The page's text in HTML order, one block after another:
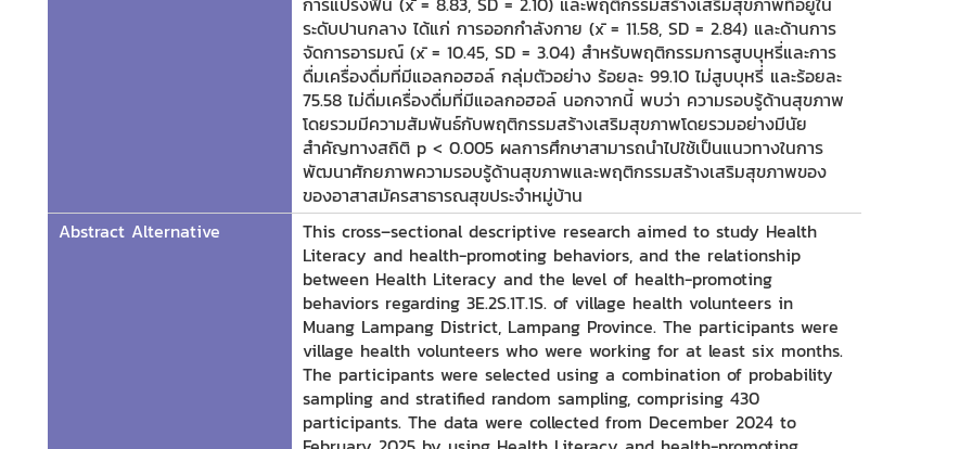
ระดับปานกลาง ได้แก่ การออกกำลังกาย (x̄ = 11.58, SD = 2.84) และด้านการ
จัดการอารมณ์ (x̄ = 10.45, SD = 3.04) สำหรับพฤติกรรมการสูบบุหรี่และการ
ดื่มเครื่องดื่มที่มีแอลกอฮอล์ กลุ่มตัวอย่าง ร้อยละ 99.10 ไม่สูบบุหรี่ และร้อยละ
75.58 ไม่ดื่มเครื่องดื่มที่มีแอลกอฮอล์ นอกจากนี้ พบว่า ความรอบรู้ด้านสุขภาพ
โดยรวมมีความสัมพันธ์กับพฤติกรรมสร้างเสริมสุขภาพโดยรวมอย่างมีนัย
สำคัญทางสถิติ p < 0.005 ผลการศึกษาสามารถนำไปใช้เป็นแนวทางในการ
พัฒนาศักยภาพความรอบรู้ด้านสุขภาพและพฤติกรรมสร้างเสริมสุขภาพของ
ของอาสาสมัครสาธารณสุขประจำหมู่บ้าน
Abstract Alternative
This cross–sectional descriptive research aimed to study Health
Literacy and health-promoting behaviors, and the relationship
between Health Literacy and the level of health-promoting
behaviors regarding 3E.2S.1T.1S. of village health volunteers in
Muang Lampang District, Lampang Province. The participants were
village health volunteers who were working for at least six months.
The participants were selected using a combination of probability
sampling and stratified random sampling, comprising 430
participants. The data were collected from December 2024 to